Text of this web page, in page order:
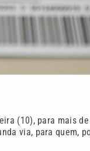
(10), para mais
via, para quem,